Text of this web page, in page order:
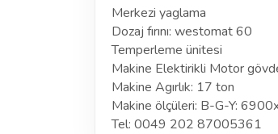
Merkezi yaglama
Dozaj fırını: westomat 60
Temperleme ünitesi
Makine Elektirikli Motor
Makine Agırlık: 17 ton
Makine ölçüleri: B-G-Y:
Tel: 0049 202 87005361